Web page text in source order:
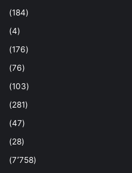
(184)
(4)
(176)
(76)
(103)
(281)
(47)
(28)
(7٬758)